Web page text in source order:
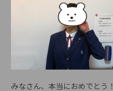
みなさん、本当におめでとう！